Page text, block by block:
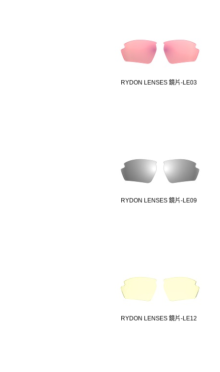
RYDON LENSES 鏡片-LE03
RYDON LENSES 鏡片-LE09
RYDON LENSES 鏡片-LE12